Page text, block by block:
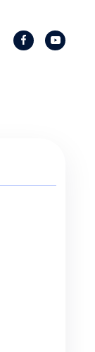
Hledat Facebook